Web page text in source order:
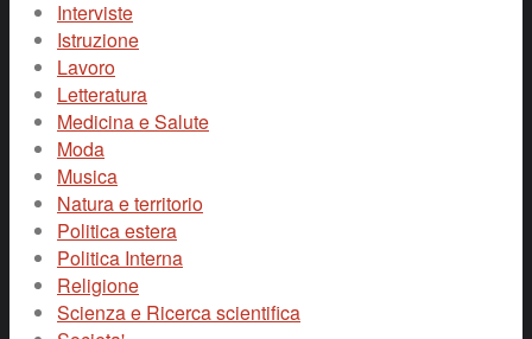
Interviste
Istruzione
Lavoro
Letteratura
Medicina e Salute
Moda
Musica
Natura e territorio
Politica estera
Politica Interna
Religione
Scienza e Ricerca scientifica